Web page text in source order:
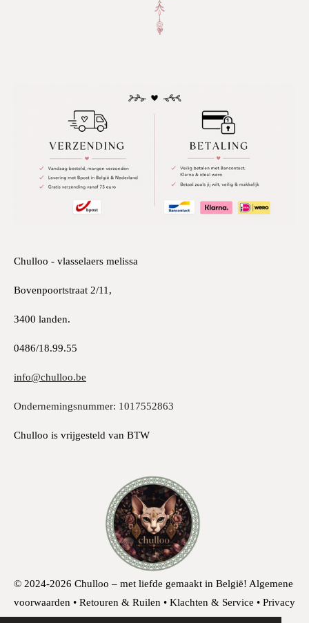
Chulloo - vlasselaers melissa
Bovenpoortstraat 2/11,
3400 landen.
0486/18.99.55
info@chulloo.be
Ondernemingsnummer: 1017552863
Chulloo is vrijgesteld van BTW
© 2024-2026 Chulloo – met liefde gemaakt in België! Algemene
voorwaarden • Retouren & Ruilen • Klachten & Service • Privacy